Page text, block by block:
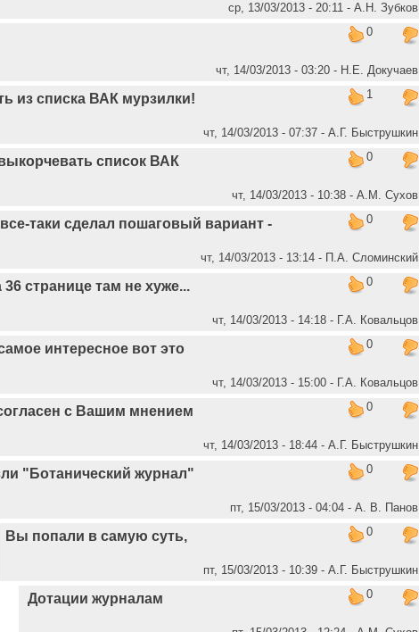
ср, 13/03/2013 - 20:11 - А.Н. Зубков
0
чт, 14/03/2013 - 03:20 - Н.Е. Докучаев
1
из списка ВАК мурзилки!
чт, 14/03/2013 - 07:37 - А.Г. Быструшкин
0
список ВАК
чт, 14/03/2013 - 10:38 - А.М. Сухов
0
таки сделал пошаговый вариант -
чт, 14/03/2013 - 13:14 - П.А. Сломинский
0
36 странице там не хуже...
чт, 14/03/2013 - 14:18 - Г.А. Ковальцов
0
интересное вот это
чт, 14/03/2013 - 15:00 - Г.А. Ковальцов
0
с Вашим мнением
чт, 14/03/2013 - 18:44 - А.Г. Быструшкин
0
"Ботанический журнал"
пт, 15/03/2013 - 04:04 - А. В. Панов
0
Вы попали в самую суть,
пт, 15/03/2013 - 10:39 - А.Г. Быструшкин
0
Дотации журналам